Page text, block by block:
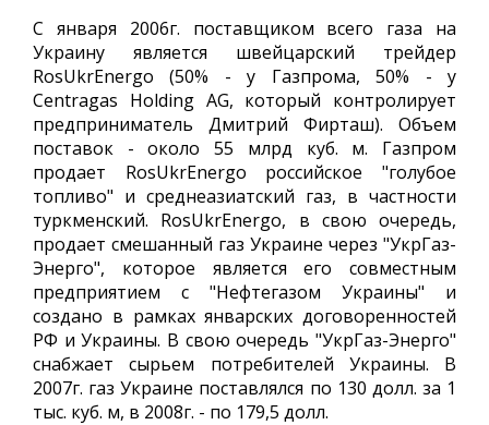
С января 2006г. поставщиком всего газа на
Украину является швейцарский трейдер
RosUkrEnergo (50% - у Газпрома, 50% - у
Centragas Holding AG, который контролирует
предприниматель Дмитрий Фирташ). Объем
поставок - около 55 млрд куб. м. Газпром
продает RosUkrEnergo российское "голубое
топливо" и среднеазиатский газ, в частности
туркменский. RosUkrEnergo, в свою очередь,
продает смешанный газ Украине через "УкрГаз-
Энерго", которое является его совместным
предприятием с "Нефтегазом Украины" и
создано в рамках январских договоренностей
РФ и Украины. В свою очередь "УкрГаз-Энерго"
снабжает сырьем потребителей Украины. В
2007г. газ Украине поставлялся по 130 долл. за 1
тыс. куб. м, в 2008г. - по 179,5 долл.